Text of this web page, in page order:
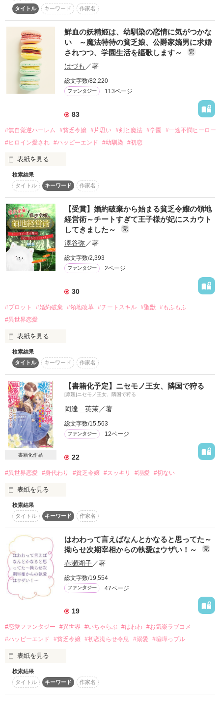
まさかの婚約破棄直後に、能力が使えるようになっていた
一方、シエラと同じく異能を持っているという噂の
第二王子、フィデルは城のどこかでずっと幽閉生活を送ってい
た。
〝今〟を見る能力者
前向きに運命に立ち向かう貧乏令嬢
シエラ・ガードナー
〝未来〟を見る能力者
フィデル・バラクロフ
意するが
2020.3/18　完結公開
花木きなさん　とても嬉しいレビューをありがとうございま
す！
※こちらは改稿前のものとなりますので、書籍と内容が異なる
部分がございます
作品を読む
貴族達が出会いを求める夜会で、
落ちぶれた貧乏伯爵令嬢のフィオナが夜会に参加するのはただ
ひとつ。
夜会に並ぶ豪華な料理をお腹いっぱいに堪能する事！
食べ放題、飲み放題！こんな幸せな事はないわ！
そんなわけで今日も料理目当てで、城主催の夜会に参加してい
私は食事しに来てるだけなの！
貧乏伯爵令嬢と次期国王のどたばたラブコメディー。
皆様のお陰で３月マカロン文庫より配信される事となりまし
た。
本当にありがとうございます(^^)/
新題→「琥珀色の王太子様に愛されすぎて困ってます！」
ですが、マカロン版と内容が変わっておりますので、
こちらは旧題のままで公開致します。
やっとやっと完結！(号泣)
番外編投稿しております。
☆藤堂リン様☆
☆tatami様☆
感想ありがとうございます～！
宝物です！
☆朔真ゆず様☆
素敵なレビューありがとうございます！
感無量です！
タイトル
キーワード 作家名
鮮血の妖精姫は、幼馴染の恋情に気がつかな
い ～魔法特待の貧乏娘、公爵家嫡男に求婚
されつつ、学園生活を謳歌します～
完
はづも ／著
総文字数/82,220
ファンタジー 113ページ
83
#無自覚逆ハーレム #貧乏令嬢 #片思い #剣と魔法 #学園
#一途不憫ヒーロー
#ヒロイン愛され #ハッピーエンド #幼馴染 #初恋
表紙を見る
過去、魔物の大量発生から領地と領民を守るために奮闘したマ
ニフィカ伯爵家は、借金まみれになっていた。
そんな家の娘であるマリアベルは、決めた。自分が魔物をぶっ
倒しまくると。
身なりなんて二の次で魔法の特訓と魔物退治に明け暮れる彼女
は、いつしか「鮮血のマリアベル」と呼ばれるようになってい
た。
幼馴染で公爵家嫡男のアーロン・アークライトは、そんな彼女
に長年の片思い中。
学園に入学し、パーティーで着飾ったマリアベルは、「あんな
にきれいだったのか」と男たちの注目の的となる。
焦ったアーロンは、他の男にとられる前にと急いで彼女にプロ
ポーズしてしまう。
で人気者になっていく！
男女問わず無自覚に攻略するマリアベルと、恋敵が増えて胃痛
アーロンの気持ちは、マリアベルに届くのか！？
ずっと片思いしてたのに上手く思いが伝わらない不憫ヒーロー
と、「魔力の高い子供が欲しいってこと！？」と勘違いするヒ
ロインの平和なすれ違い＆ヒロイン愛されものです。
このお話は、小説家になろう、アルファポリス、ツギクル、エ
ブリスタ、ベリーズカフェに掲載されています。
作品を読む
検索結果
タイトル
キーワード 作家名
【受賞】婚約破棄から始まる貧乏令嬢の領地
経営術～チートすぎて王子様が妃にスカウト
してきました～
完
澤谷弥／著
総文字数/2,393
ファンタジー 2ページ
30
#プロット #婚約破棄 #領地改革 #チートスキル #聖獣 #もふもふ
#異世界恋愛
表紙を見る
貧乏、という理由で突然婚約破棄を突き付けられたセシリーだ
が、特に結婚に興味もなかったセシリーはそれを難なく受け入
れる。婚約者と縁が切れ、肩の荷がおりたセシリーは、今日も
森に「きのこ」を採りにいく。ところがその日にかぎってあい
にくの天気。帰路を急ぐセシリーは道を間違え森をさ迷うが、
そこで一匹の聖獣と出会う。聖獣はセシリーが伝説の魔女の生
まれ変わりで、自分は魔女に恩返しをするために二百年を生き
てきた、と口にする。魔女の記憶がないセシリーだが、聖獣に
モフェットという名をつけて連れて帰ることにした。
聖獣はハンフリー領が貧しい理由が土地が痩せていることに気
付き、聖なる力で土地を肥えさせる。また、セシリーも領民た
そうやって領民たちと作業に励んでいるセシリーたちの元に、
シミオンとイエフという旅の男二人が訪れた。実はシミオン、
この国の第一王子。父から言われ、お忍びで各地を視察してい
たところ。イエフはシミオンの護衛として付き添っていた。
シミオンは貧乏と聞いていたハンフリー領が豊になっていたこ
ーのおかげだと口をそろえて言う。シミオンはセシリーに興味
を持ち、彼女の行動を逐一観察しているのだが、なぜか彼女の
側にいるモフェットという白い犬に威嚇されている。
それでもシミオンはなんとかセシリーと近づき、彼女との物理
的な距離と、心理的な距離を近づけていこうとするのだが、ク
ソ真面目なシミオンはなぜそのような気持ちになるのかがわか
らなかった。それをイエフに相談したところ「遅れてきた初
テラに猛アタックし始める。
シミオンはセシリーを、イエフは侍女ステラを口説き落とし、
このハンフリー領を継ぐ者がいなくなる、という理由で一度は
シミオンと共にいることがセシリーの幸せだと思ったモフェッ
トは、セシリーの両親に新しい命を授けた。跡継ぎ問題も無事
検索結果
タイトル
キーワード 作家名
書籍化作品
【書籍化予定】ニセモノ王女、隣国で狩る
[原題]ニセモノ王女、隣国で狩る
岡達 英茉／著
総文字数/15,563
ファンタジー 12ページ
22
#異世界恋愛 #身代わり #貧乏令嬢 #スッキリ #溺愛 #切ない
表紙を見る
侯爵令嬢のアマリーは、従姉妹であるひ弱な王女の身代わり
に、隣国の祝典に参加することになった。
彼女は不幸にも、王女と容姿が似ていたのだ。
与えられた使命はただ一つ。
隣国の王太子を落とすこと！
なぜなら王太子には、それはそれは愛らしいもう一人の妃候
補がいたのだ。
ところが道中、王女（本物）の元恋人が隊列を襲撃し、事態
は斜め上にと進んでいく。
ついた嘘が大き過ぎて、次第に困っていく主人公が人を愛
し、幸せを掴むまで。
作品を読む
検索結果
タイトル
キーワード 作家名
はわわって言えばなんとかなると思ってた～
拗らせ次期宰相からの執愛はウザい！～
完
春瀬湖子／著
総文字数/19,554
ファンタジー 47ページ
19
#恋愛ファンタジー #異世界 #いちゃらぶ #はわわ #お気楽ラブコメ
#ハッピーエンド
#貧乏令嬢 #初恋拗らせ令息 #溺愛 #喧嘩っプル
表紙を見る
その日トレイシーは焦っていた。
なんと両親が借金を残し蒸発してしまったのである。
しかも使用人に払う給料まで持ち逃げをして！
検索結果
タイトル
キーワード 作家名